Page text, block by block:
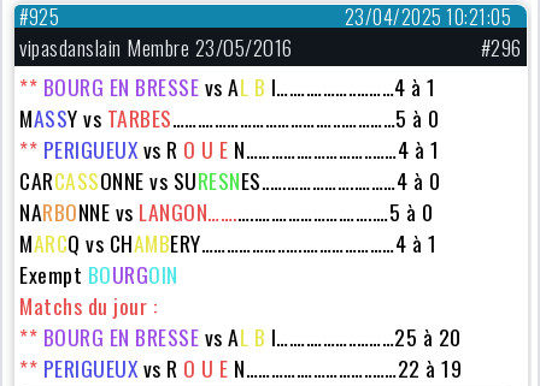
23/04/2025 10:21:05
#925
vipasdanslain Membre 23/05/2016
#296
** BOURG EN BRESSEvs AL B I….….………..………4 à 1
MASSY vs TARBES…….……………………….…...…………5 à 0
** PERIGUEUXvs R O U E N………….……………..……4 à 1
CARCASSONNEvs SURESNES..….……………..………4 à 0
NARBONNE vs LANGON…….…..….…………….……..…5 à 0
MARCQ vs CHAMBERY………………..…..…………………4 à 1
Exempt BOURGOIN
Matchs du jour :
** BOURG EN BRESSEvs AL B I….….………..………25 à 20
** PERIGUEUXvs R O U E N………….……………..……22 à 19